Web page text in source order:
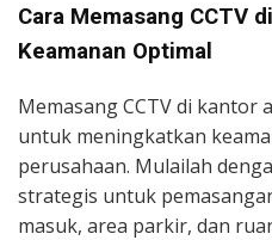
Cara Memasang CCTV
Keamanan Optimal
Memasang CCTV di kantor
untuk meningkatkan
perusahaan. Mulailah
strategis untuk
masuk, area parkir, dan